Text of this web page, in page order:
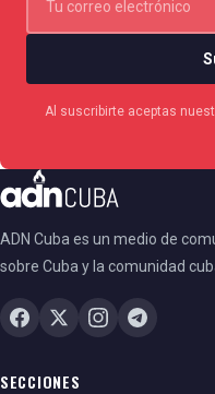
Al suscribirte aceptas
ADN Cuba es un medio de
sobre Cuba y la comunidad
SECCIONES